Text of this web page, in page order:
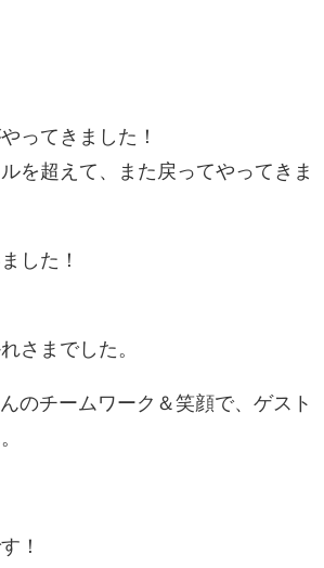
ってきました！
を超えて、また戻ってやってきま
した！
さまでした。
のチームワーク＆笑顔で、ゲスト
！